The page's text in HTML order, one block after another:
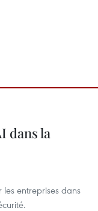
dans la
entreprises dans